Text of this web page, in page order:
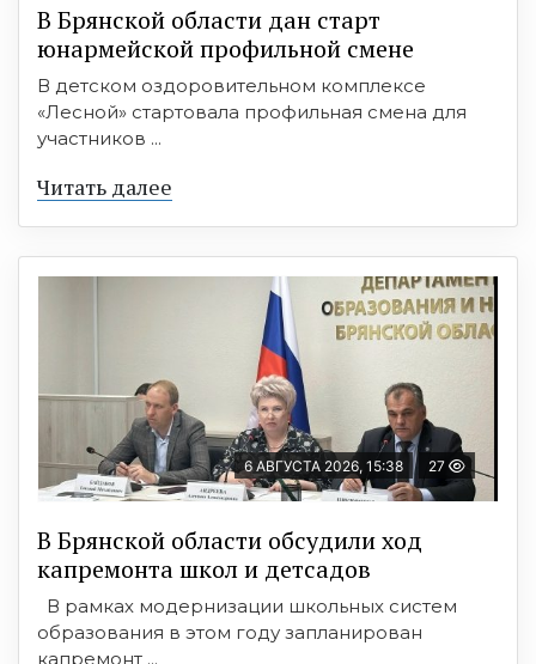
В Брянской области дан старт
юнармейской профильной смене
В детском оздоровительном комплексе
«Лесной» стартовала профильная смена для
участников ...
Читать далее
6 АВГУСТА 2026, 15:38 27
В Брянской области обсудили ход
капремонта школ и детсадов
В рамках модернизации школьных систем
образования в этом году запланирован
капремонт ...